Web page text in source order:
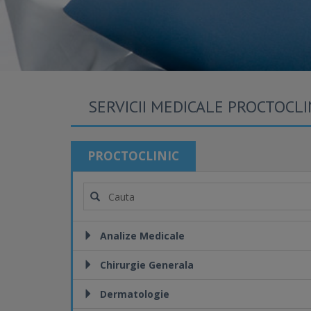
SERVICII MEDICALE
PROCTOCLINIC
Analize Medicale
Chirurgie Generala
Dermatologie